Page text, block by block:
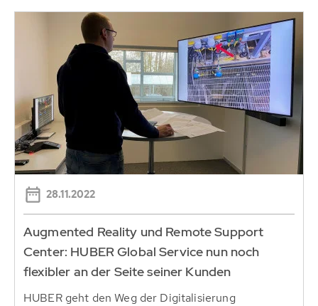
28.11.2022
Augmented Reality und Remote Support
Center: HUBER Global Service nun noch
flexibler an der Seite seiner Kunden
HUBER geht den Weg der Digitalisierung